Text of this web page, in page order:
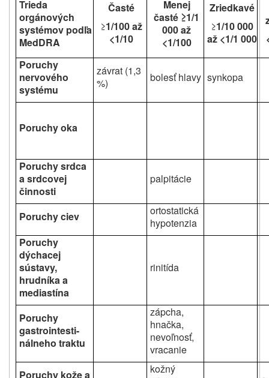
Trieda
orgánových
systémov podľa
MedDRA
Časté
≥1/100 až
<1/10
Menej
časté ≥1/1
000 až
<1/100
Zriedkavé
≥1/10 000
až <1/1 000
Poruchy
nervového
systému
závrat (1,3
%)
bolesť hlavy synkopa
Poruchy oka
Poruchy srdca
a srdcovej
činnosti
palpitácie
Poruchy ciev
ortostatická
hypotenzia
Poruchy
dýchacej
sústavy,
hrudníka a
mediastína
rinitída
Poruchy
gastrointesti-
nálneho traktu
zápcha,
hnačka,
nevoľnosť,
vracanie
Poruchy kože a
kožný